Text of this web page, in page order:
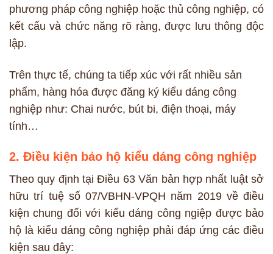
phương pháp công nghiệp hoặc thủ công nghiệp, có
kết cấu và chức năng rõ ràng, được lưu thông độc
lập.
Trên thực tế, chúng ta tiếp xúc với rất nhiều sản
phẩm, hàng hóa được đăng ký kiểu dáng công
nghiệp như: Chai nước, bút bi, điện thoại, máy
tính…
2. Điều kiện bảo hộ kiểu dáng công nghiệp
Theo quy định tại Điều 63 Văn bản hợp nhất luật sở
hữu trí tuệ số 07/VBHN-VPQH năm 2019 về điều
kiện chung đối với kiểu dáng công ngiệp được bảo
hộ là kiểu dáng công nghiệp phải đáp ứng các điều
kiện sau đây: